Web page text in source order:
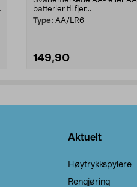
batterier til fjer...
Type: AA/LR6
149,90
Aktuelt
Høytrykkspylere
Rengjøring